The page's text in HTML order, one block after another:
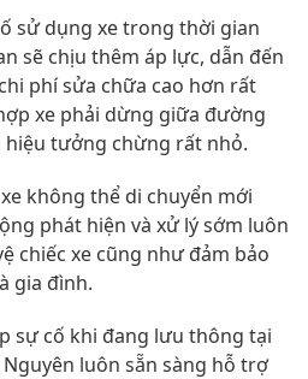
sử dụng xe trong thời gian
sẽ chịu thêm áp lực, dẫn đến
phí sửa chữa cao hơn rất
xe phải dừng giữa đường
hiệu tưởng chừng rất nhỏ.
không thể di chuyển mới
phát hiện và xử lý sớm luôn
chiếc xe cũng như đảm bảo
gia đình.
sự cố khi đang lưu thông tại
luôn sẵn sàng hỗ trợ